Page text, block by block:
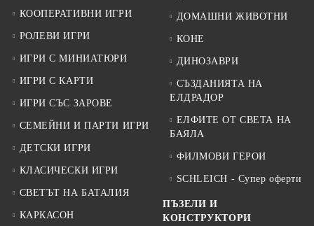
КООПЕРАТИВНИ ИГРИ
РОЛЕВИ ИГРИ
ИГРИ С МИНИАТЮРИ
ИГРИ С КАРТИ
ИГРИ СЪС ЗАРОВЕ
СЕМЕЙНИ И ПАРТИ ИГРИ
ДЕТСКИ ИГРИ
КЛАСИЧЕСКИ ИГРИ
СВЕТЪТ НА БАТАЛИЯ
КАРКАСОН
ДОМАШНИ ЖИВОТНИ
КОНЕ
ДИНОЗАВРИ
СЪЗДАНИЯТА НА
ЕЛДРАДОР
ЕЛФИТЕ ОТ СВЕТА НА
БАЯЛА
ФИЛМОВИ ГЕРОИ
SCHLEICH - Супер оферти
ПЪЗЕЛИ И
КОНСТРУКТОРИ